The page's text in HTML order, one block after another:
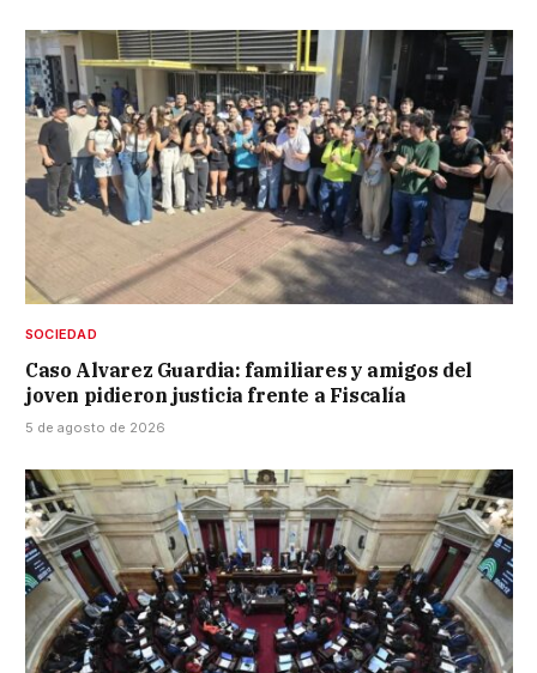
SOCIEDAD
Caso Alvarez Guardia: familiares y amigos del
joven pidieron justicia frente a Fiscalía
5 de agosto de 2026